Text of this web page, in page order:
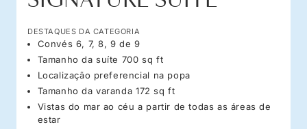
DESTAQUES DA CATEGORIA
Convés 6, 7, 8, 9 de 9
Tamanho da suíte 700 sq ft
Localização preferencial na popa
Tamanho da varanda 172 sq ft
Vistas do mar ao céu a partir de todas as áreas de
estar